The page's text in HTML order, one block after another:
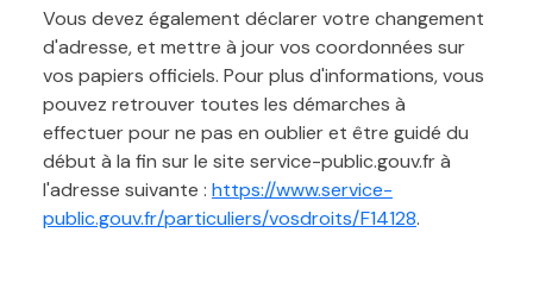
Vous devez également déclarer votre changement
d'adresse, et mettre à jour vos coordonnées sur
vos papiers officiels. Pour plus d'informations, vous
pouvez retrouver toutes les démarches à
effectuer pour ne pas en oublier et être guidé du
début à la fin sur le site service-public.gouv.fr à
l'adresse suivante : https://www.service-
public.gouv.fr/particuliers/vosdroits/F14128.